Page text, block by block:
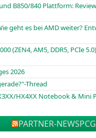
B850/840 Plattform:
geht es bei AMD weiter?
(ZEN4, AM5, DDR5, PCIe
2026
Thread
HX4XX Notebook & Mini
PARTNER-NEWS